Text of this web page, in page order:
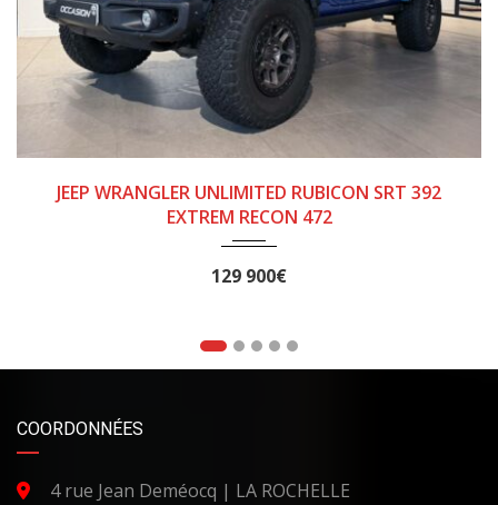
JEEP WRANGLER UNLIMITED RUBICON SRT 392
EXTREM RECON 472
129 900€
COORDONNÉES
4 rue Jean Deméocq | LA ROCHELLE